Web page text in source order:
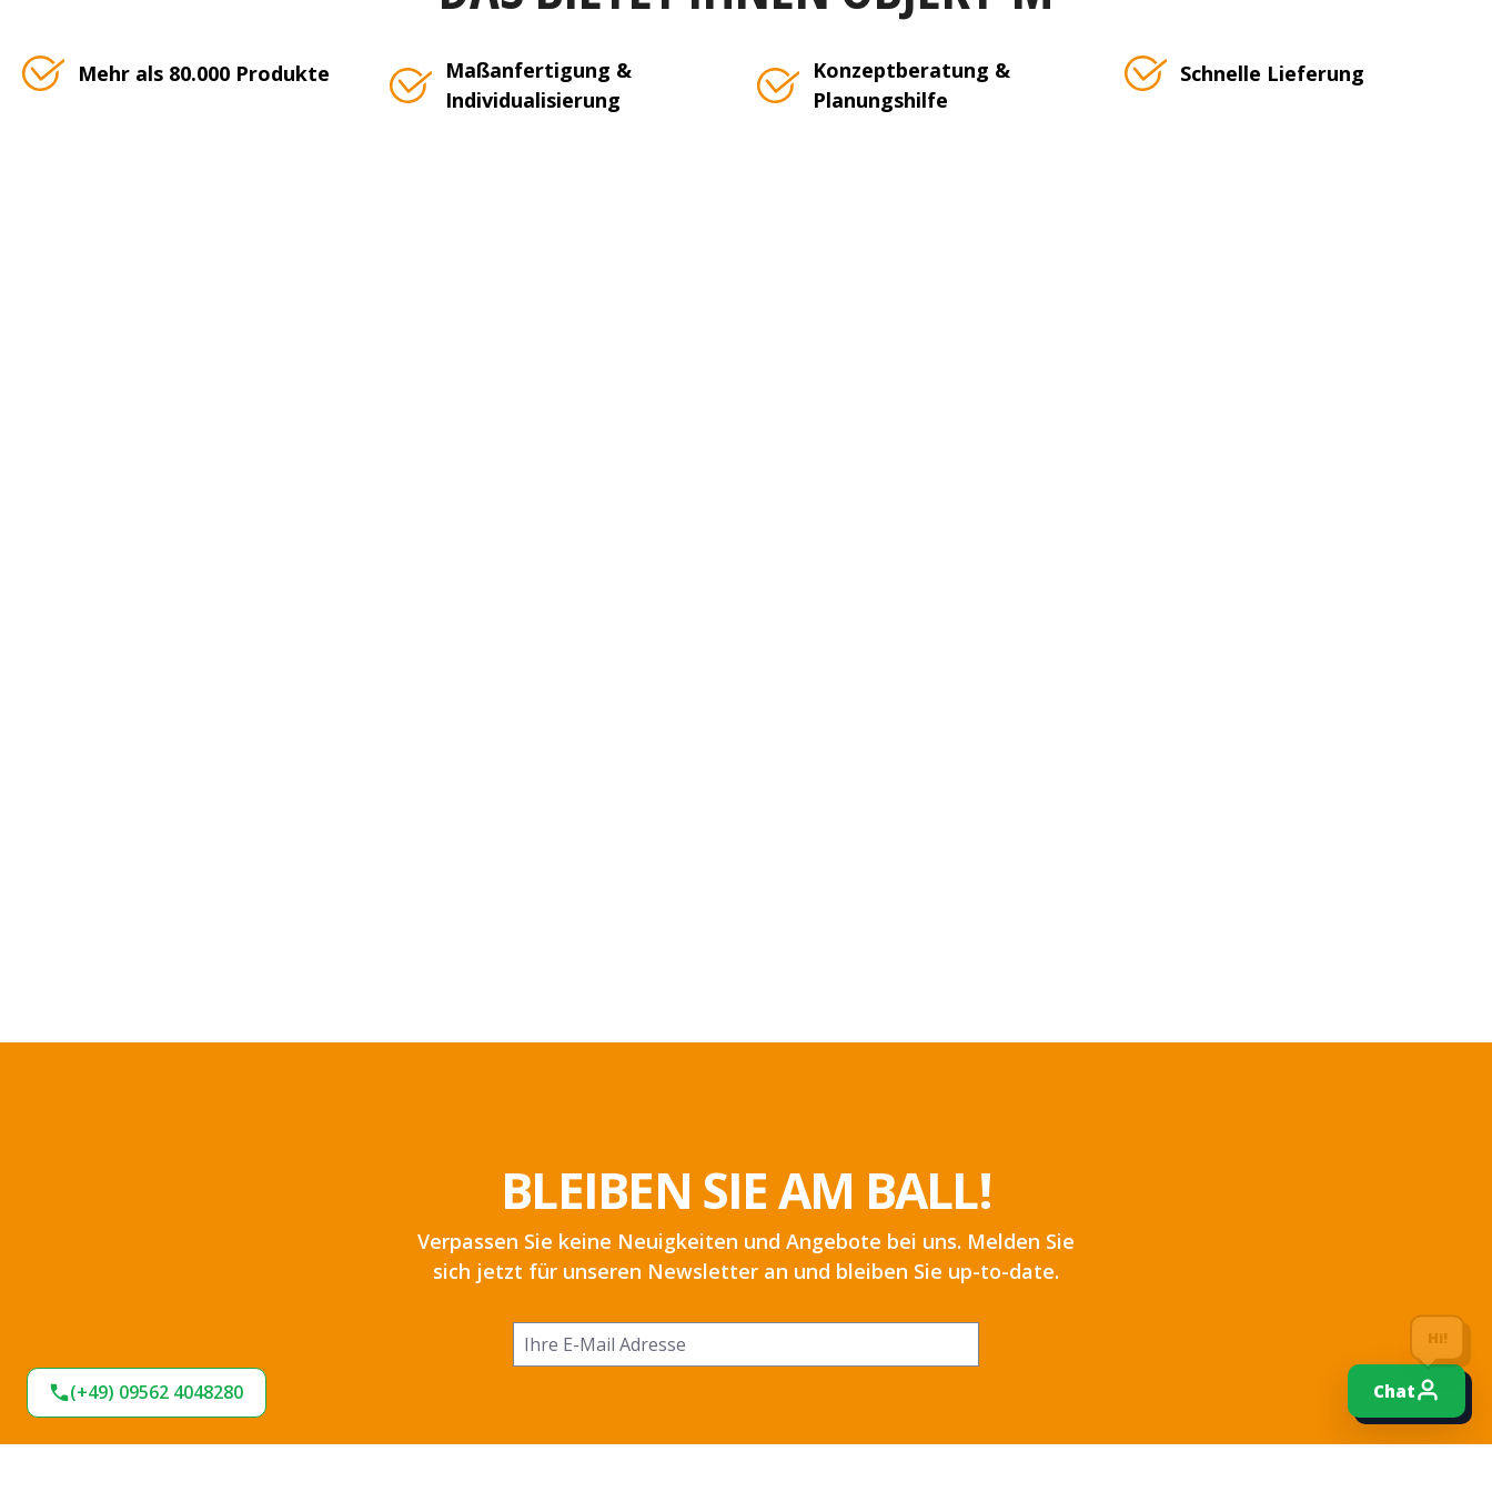
Mehr als 80.000 Produkte
Maßanfertigung &
Individualisierung
Konzeptberatung &
Planungshilfe
Schnelle Lieferung
BLEIBEN SIE AM BALL!
Verpassen Sie keine Neuigkeiten und Angebote bei uns. Melden Sie
sich jetzt für unseren Newsletter an und bleiben Sie up-to-date.
(+49) 09562 4048280 Chat
Hi!